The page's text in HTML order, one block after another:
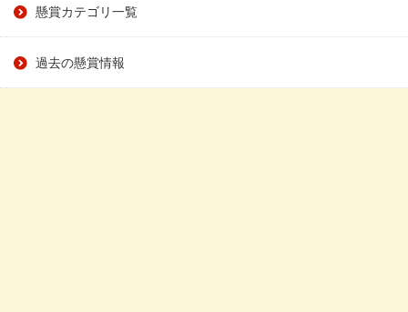
懸賞カテゴリ一覧
過去の懸賞情報